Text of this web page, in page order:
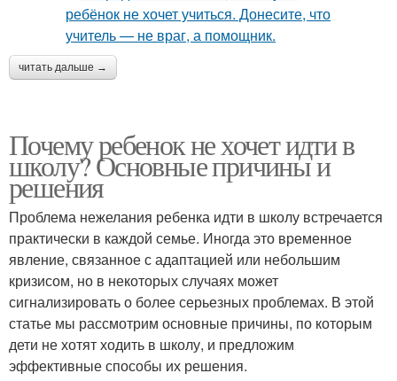
читать дальше →
Почему ребенок не хочет идти в
школу? Основные причины и
решения
Проблема нежелания ребенка идти в школу встречается
практически в каждой семье. Иногда это временное
явление, связанное с адаптацией или небольшим
кризисом, но в некоторых случаях может
сигнализировать о более серьезных проблемах. В этой
статье мы рассмотрим основные причины, по которым
дети не хотят ходить в школу, и предложим
эффективные способы их решения.